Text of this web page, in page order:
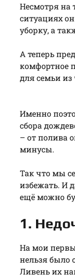
Несмотря на
ситуациях
уборку, а
А теперь
комфортное
для семьи из
Именно
сбора
– от полива
минусы.
Так что мы
избежать. И
ещё можно
1.
На мои
нельзя было
Ливень их